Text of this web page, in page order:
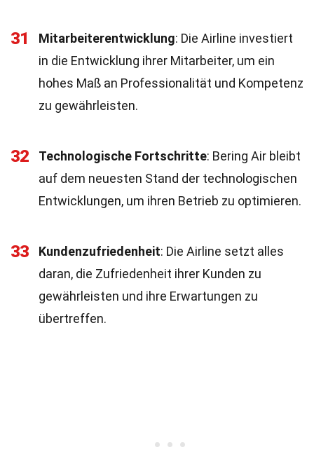
31 Mitarbeiterentwicklung: Die Airline investiert
in die Entwicklung ihrer Mitarbeiter, um ein
hohes Maß an Professionalität und Kompetenz
zu gewährleisten.
32 Technologische Fortschritte: Bering Air bleibt
auf dem neuesten Stand der technologischen
Entwicklungen, um ihren Betrieb zu optimieren.
33 Kundenzufriedenheit: Die Airline setzt alles
daran, die Zufriedenheit ihrer Kunden zu
gewährleisten und ihre Erwartungen zu
übertreffen.